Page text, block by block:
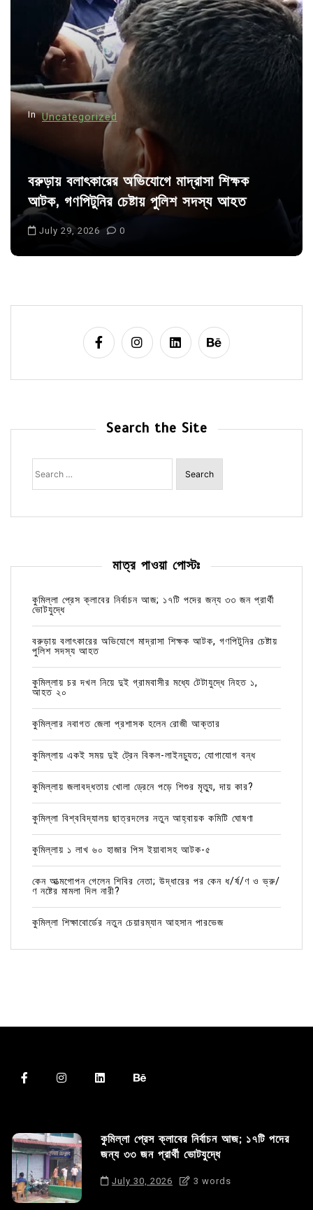
o
n
In Uncategorized
বরুড়ায় বলাৎকারের অভিযোগে মাদ্রাসা শিক্ষক
আটক, গণপিটুনির চেষ্টায় পুলিশ সদস্য আহত
July 29, 2026 0
Search the Site
Search
for:
মাত্র পাওয়া পোস্টঃ
কুমিল্লা প্রেস ক্লাবের নির্বাচন আজ; ১৭টি পদের জন্য ৩৩ জন প্রার্থী
ভোটযুদ্ধে
বরুড়ায় বলাৎকারের অভিযোগে মাদ্রাসা শিক্ষক আটক, গণপিটুনির চেষ্টায়
পুলিশ সদস্য আহত
কুমিল্লায় চর দখল নিয়ে দুই গ্রামবাসীর মধ্যে টেটাযুদ্ধে নিহত ১,
আহত ২০
কুমিল্লার নবাগত জেলা প্রশাসক হলেন রোজী আক্তার
কুমিল্লায় একই সময় দুই ট্রেন বিকল-লাইনচ্যুত; যোগাযোগ বন্ধ
কুমিল্লায় জলাবদ্ধতায় খোলা ড্রেনে পড়ে শিশুর মৃত্যু, দায় কার?
কুমিল্লা বিশ্ববিদ্যালয় ছাত্রদলের নতুন আহ্বায়ক কমিটি ঘোষণা
কুমিল্লায় ১ লাখ ৬০ হাজার পিস ইয়াবাসহ আটক-৫
কেন আত্মগোপন গেলেন শিবির নেতা; উদ্ধারের পর কেন ধ/র্ষ/ণ ও ভ্রু/
ণ নষ্টের মামলা দিল নারী?
কুমিল্লা শিক্ষাবোর্ডের নতুন চেয়ারম্যান আহসান পারভেজ
কুমিল্লা প্রেস ক্লাবের নির্বাচন আজ; ১৭টি পদের
জন্য ৩৩ জন প্রার্থী ভোটযুদ্ধে
July 30, 2026 3 words